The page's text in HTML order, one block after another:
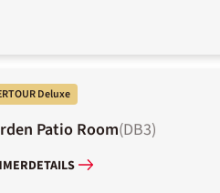
Deluxe
Patio Room(DB3)